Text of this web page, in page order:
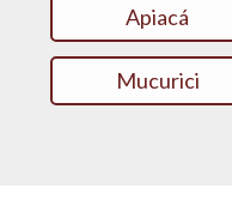
Apiacá
Mucurici